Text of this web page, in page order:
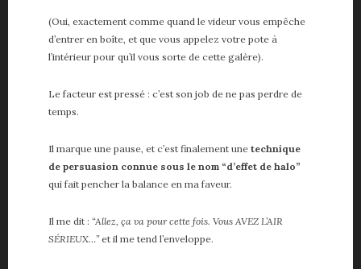
(Oui, exactement comme quand le videur vous empêche
d’entrer en boîte, et que vous appelez votre pote à
l’intérieur pour qu’il vous sorte de cette galère).
Le facteur est pressé : c’est son job de ne pas perdre de
temps.
Il marque une pause, et c’est finalement une technique
de persuasion connue sous le nom “d’effet de halo”
qui fait pencher la balance en ma faveur.
Il me dit : “Allez, ça va pour cette fois. Vous AVEZ L’AIR
SÉRIEUX…”et il me tend l’enveloppe.